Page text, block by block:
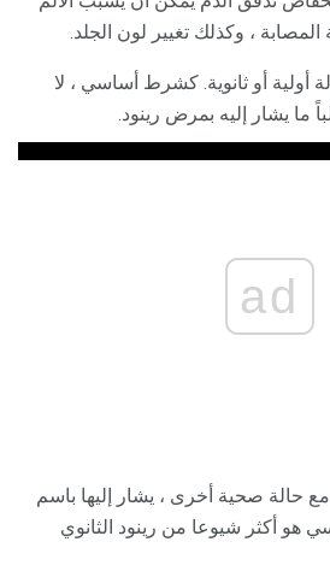
، وكذلك تغيير لون الجلد.
أولية أو ثانوية. كشرط أساسي ، لا
ما يشار إليه بمرض رينود.
ad
حالة صحية أخرى ، يشار إليها باسم
هو أكثر شيوعا من رينود الثانوي